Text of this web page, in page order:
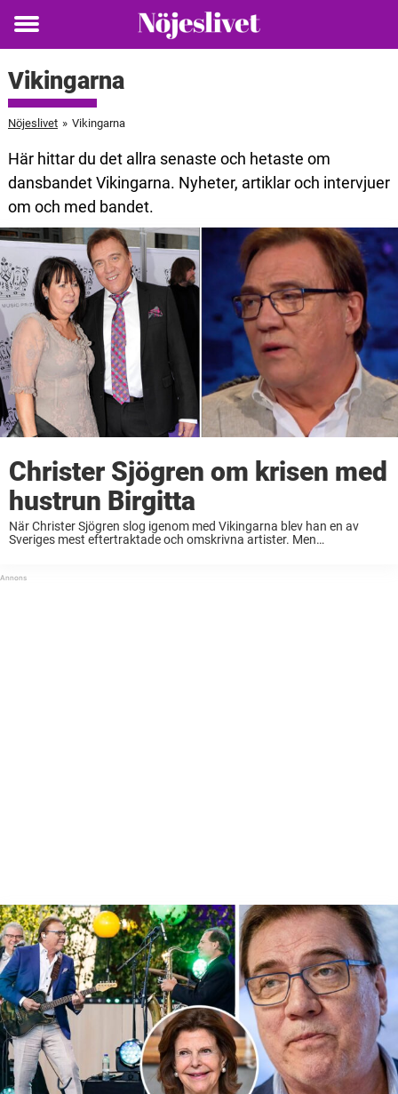
Toggle
Vikingarna
Nöjeslivet » Vikingarna
Här hittar du det allra senaste och hetaste om
dansbandet Vikingarna. Nyheter, artiklar och intervjuer
om och med bandet.
Christer Sjögren om krisen med
hustrun Birgitta
När Christer Sjögren slog igenom med Vikingarna blev han en av
Sveriges mest eftertraktade och omskrivna artister. Men